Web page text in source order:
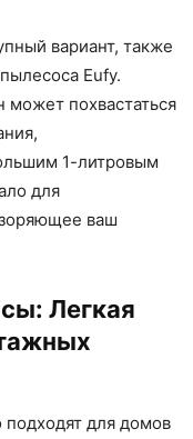
вариант, также
Eufy.
может похвастаться
1-литровым
для
ваш
Легкая
для домов